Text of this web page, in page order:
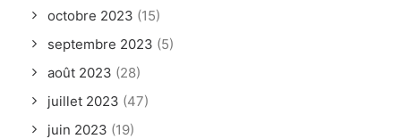
octobre 2023 (15)
septembre 2023 (5)
août 2023 (28)
juillet 2023 (47)
juin 2023 (19)